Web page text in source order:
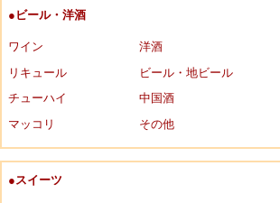
●ビール・洋酒
ワイン
洋酒
リキュール
ビール・地ビール
チューハイ
中国酒
マッコリ
その他
●スイーツ